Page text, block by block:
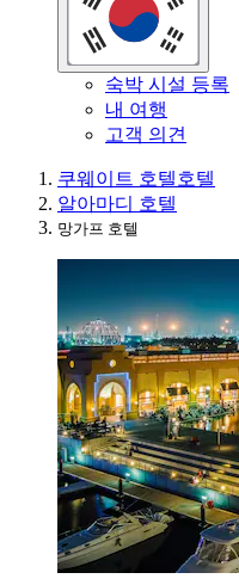
숙박 시설 등록
내 여행
고객 의견
쿠웨이트 호텔호텔
알아마디 호텔
망가프 호텔